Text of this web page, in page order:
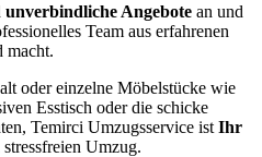
unverbindliche Angebote an und
Team aus erfahrenen
macht.
oder einzelne Möbelstücke wie
Esstisch oder die schicke
Temirci Umzugsservice ist Ihr
Umzug.